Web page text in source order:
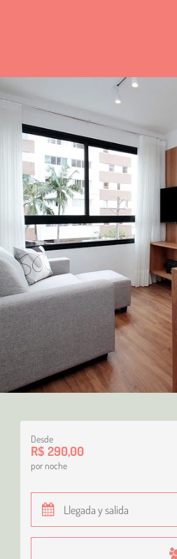
Desde
R$ 290,00
por noche